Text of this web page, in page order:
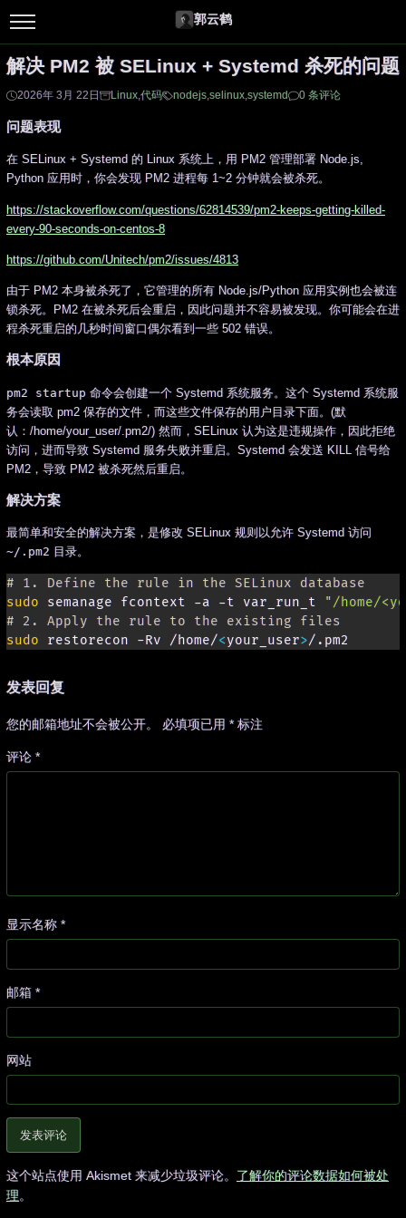
郭云鹤
解决 PM2 被 SELinux + Systemd 杀死的问题
2026年 3月 22日 Linux,代码 nodejs,selinux,systemd 0 条评论
问题表现
在 SELinux + Systemd 的 Linux 系统上，用 PM2 管理部署 Node.js,
Python 应用时，你会发现 PM2 进程每 1~2 分钟就会被杀死。
https://stackoverflow.com/questions/62814539/pm2-keeps-getting-killed-
every-90-seconds-on-centos-8
https://github.com/Unitech/pm2/issues/4813
由于 PM2 本身被杀死了，它管理的所有 Node.js/Python 应用实例也会被连
锁杀死。PM2 在被杀死后会重启，因此问题并不容易被发现。你可能会在进
程杀死重启的几秒时间窗口偶尔看到一些 502 错误。
根本原因
pm2 startup 命令会创建一个 Systemd 系统服务。这个 Systemd 系统服
务会读取 pm2 保存的文件，而这些文件保存的用户目录下面。(默
认：/home/your_user/.pm2/) 然而，SELinux 认为这是违规操作，因此拒绝
访问，进而导致 Systemd 服务失败并重启。Systemd 会发送 KILL 信号给
PM2，导致 PM2 被杀死然后重启。
解决方案
最简单和安全的解决方案，是修改 SELinux 规则以允许 Systemd 访问
~/.pm2 目录。
# 1. Define the rule in the SELinux database
sudo semanage fcontext -a -t var_run_t "/home/
# 2. Apply the rule to the existing files
sudo restorecon -Rv /home/<your_user>/.pm2
发表回复
您的邮箱地址不会被公开。 必填项已用 *标注
评论 *
显示名称*
邮箱 *
网站
这个站点使用 Akismet 来减少垃圾评论。 了解你的评论数据如何被处
理。